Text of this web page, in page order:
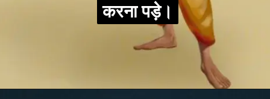
करना पड़े।
करना पड़े।